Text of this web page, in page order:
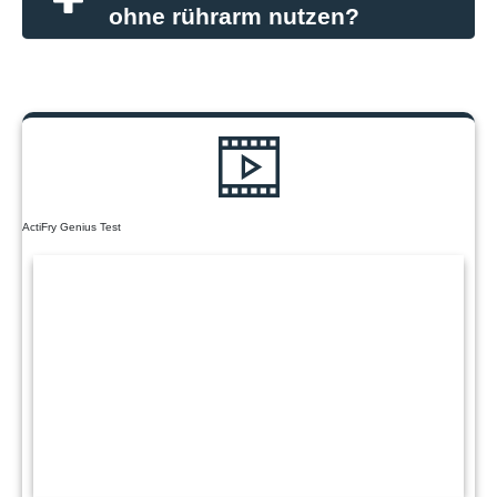
ohne rührarm nutzen?
ActiFry Genius Test